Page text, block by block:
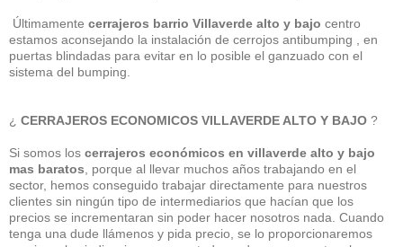
Últimamente cerrajeros barrio Villaverde alto y bajo centro
estamos aconsejando la instalación de cerrojos antibumping , en
puertas blindadas para evitar en lo posible el ganzuado con el
sistema del bumping.
¿ CERRAJEROS ECONOMICOS VILLAVERDE ALTO Y BAJO ?
Si somos los cerrajeros económicos en villaverde alto y bajo
mas baratos , porque al llevar muchos años trabajando en el
sector, hemos conseguido trabajar directamente para nuestros
clientes sin ningún tipo de intermediarios que hacían que los
precios se incrementaran sin poder hacer nosotros nada. Cuando
tenga una dude llámenos y pida precio, se lo proporcionaremos